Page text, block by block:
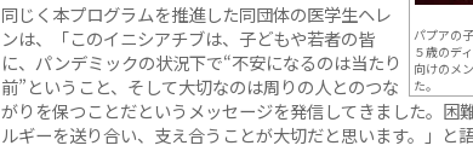
パプアの
５歳のデ
向けのメ
た。
同じく本プログラムを推進した同団体の医学生ヘレ
ンは、「このイニシアチブは、子どもや若者の皆
に、パンデミックの状況下で“不安になるのは当たり
前”ということ、そして大切なのは周りの人とのつな
がりを保つことだというメッセージを発信してきました。困
ルギーを送り合い、支え合うことが大切だと思います。」と語